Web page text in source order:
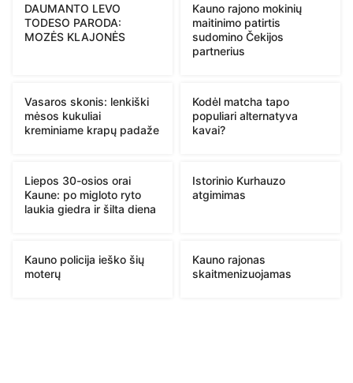
DAUMANTO LEVO
TODESO PARODA:
MOZĖS KLAJONĖS
Kauno rajono mokinių
maitinimo patirtis
sudomino Čekijos
partnerius
Vasaros skonis: lenkiški
mėsos kukuliai
kreminiame krapų padaže
Kodėl matcha tapo
populiari alternatyva
kavai?
Liepos 30-osios orai
Kaune: po migloto ryto
laukia giedra ir šilta diena
Istorinio Kurhauzo
atgimimas
Kauno policija ieško šių
moterų
Kauno rajonas
skaitmenizuojamas